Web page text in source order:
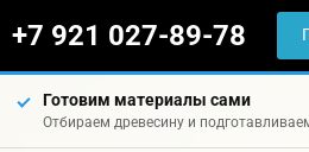
+7 921 027-89-78
Готовим материалы сами
Отбираем древесину и